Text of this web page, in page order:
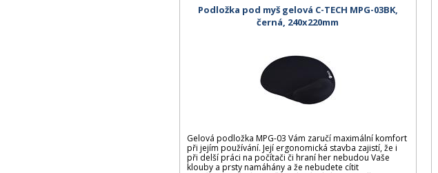
Podložka pod myš gelová C-TECH MPG-03BK,
černá, 240x220mm
Gelová podložka MPG-03 Vám zaručí maximální komfort
při jejím používání. Její ergonomická stavba zajistí, že i
při delší práci na počítači či hraní her nebudou Vaše
klouby a prsty namáhány a že nebudete cítit